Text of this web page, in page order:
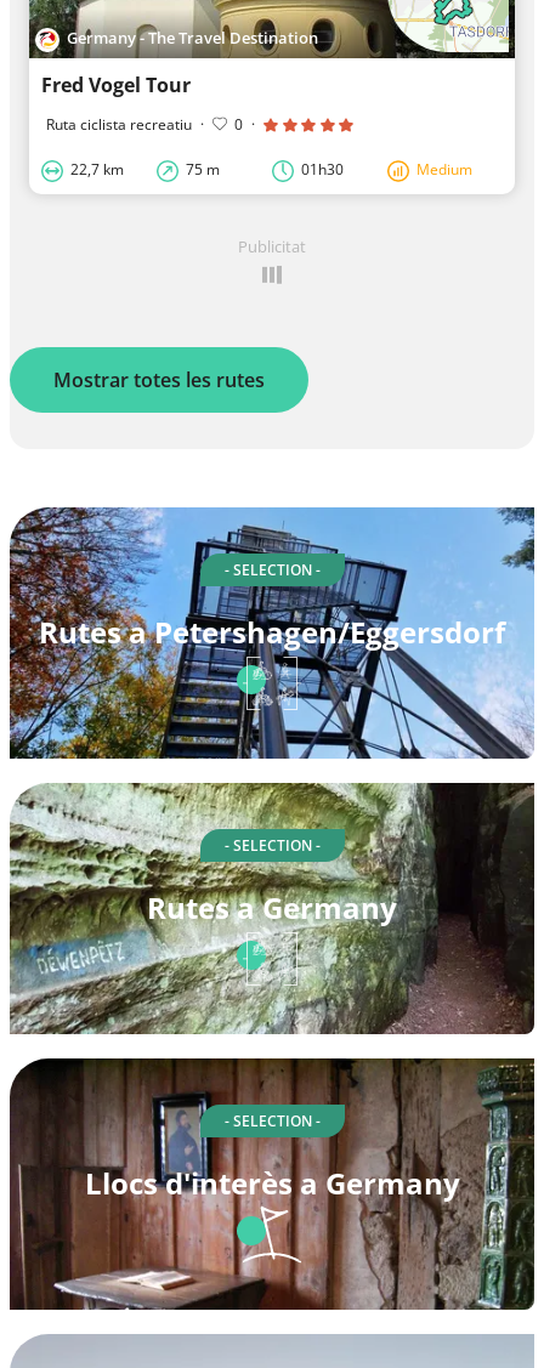
Germany - The Travel Destination
Fred Vogel Tour
Ruta ciclista recreatiu · 0 ·
22,7 km 75 m 01h30 Medium
Publicitat
Mostrar totes les rutes
- SELECTION -
Rutes a Petershagen/Eggersdorf
- SELECTION -
Rutes a Germany
- SELECTION -
Llocs d'interès a Germany